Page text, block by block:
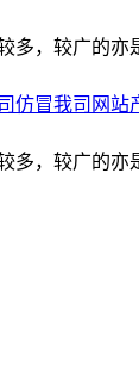
多，较广的亦
仿冒我司网站
多，较广的亦